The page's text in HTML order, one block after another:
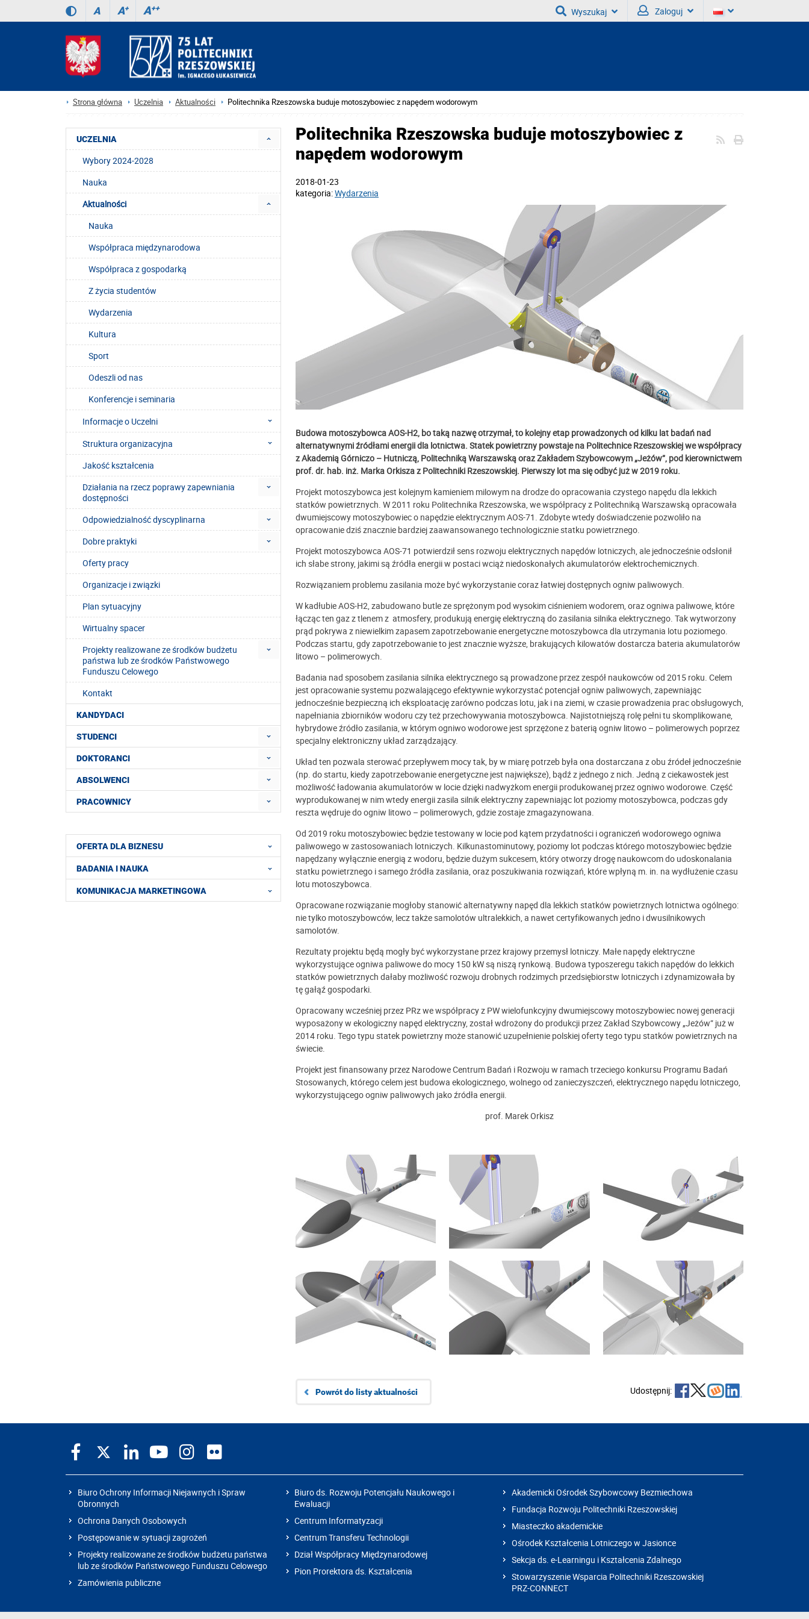
A A+ A++ Wyszukaj Zaloguj
Strona główna Uczelnia Aktualności Politechnika Rzeszowska buduje motoszybowiec z napędem wodorowym
Politechnika Rzeszowska buduje motoszybowiec z
napędem wodorowym
2018-01-23
kategoria:Wydarzenia
Budowa motoszybowca AOS-H2, bo taką nazwę otrzymał, to kolejny etap prowadzonych od kilku lat badań nad
alternatywnymi źródłami energii dla lotnictwa. Statek powietrzny powstaje na Politechnice Rzeszowskiej we współpracy
z Akademią Górniczo – Hutniczą, Politechniką Warszawską oraz Zakładem Szybowcowym „Jeżów”, pod kierownictwem
prof. dr. hab. inż. Marka Orkisza z Politechniki Rzeszowskiej. Pierwszy lot ma się odbyć już w 2019 roku.
Projekt motoszybowca jest kolejnym kamieniem milowym na drodze do opracowania czystego napędu dla lekkich
statków powietrznych. W 2011 roku Politechnika Rzeszowska, we współpracy z Politechniką Warszawską opracowała
dwumiejscowy motoszybowiec o napędzie elektrycznym AOS-71. Zdobyte wtedy doświadczenie pozwoliło na
opracowanie dziś znacznie bardziej zaawansowanego technologicznie statku powietrznego.
Projekt motoszybowca AOS-71 potwierdził sens rozwoju elektrycznych napędów lotniczych, ale jednocześnie odsłonił
ich słabe strony, jakimi są źródła energii w postaci wciąż niedoskonałych akumulatorów elektrochemicznych.
Rozwiązaniem problemu zasilania może być wykorzystanie coraz łatwiej dostępnych ogniw paliwowych.
W kadłubie AOS-H2, zabudowano butle ze sprężonym pod wysokim ciśnieniem wodorem, oraz ogniwa paliwowe, które
łącząc ten gaz z tlenem z atmosfery, produkują energię elektryczną do zasilania silnika elektrycznego. Tak wytworzony
prąd pokrywa z niewielkim zapasem zapotrzebowanie energetyczne motoszybowca dla utrzymania lotu poziomego.
Podczas startu, gdy zapotrzebowanie to jest znacznie wyższe, brakujących kilowatów dostarcza bateria akumulatorów
litowo – polimerowych.
Badania nad sposobem zasilania silnika elektrycznego są prowadzone przez zespół naukowców od 2015 roku. Celem
jest opracowanie systemu pozwalającego efektywnie wykorzystać potencjał ogniw paliwowych, zapewniając
jednocześnie bezpieczną ich eksploatację zarówno podczas lotu, jak i na ziemi, w czasie prowadzenia prac obsługowych,
napełniania zbiorników wodoru czy też przechowywania motoszybowca. Najistotniejszą rolę pełni tu skomplikowane,
hybrydowe źródło zasilania, w którym ogniwo wodorowe jest sprzężone z baterią ogniw litowo – polimerowych poprzez
specjalny elektroniczny układ zarządzający.
Układ ten pozwala sterować przepływem mocy tak, by w miarę potrzeb była ona dostarczana z obu źródeł jednocześnie
(np. do startu, kiedy zapotrzebowanie energetyczne jest największe), bądź z jednego z nich. Jedną z ciekawostek jest
możliwość ładowania akumulatorów w locie dzięki nadwyżkom energii produkowanej przez ogniwo wodorowe. Część
wyprodukowanej w nim wtedy energii zasila silnik elektryczny zapewniając lot poziomy motoszybowca, podczas gdy
reszta wędruje do ogniw litowo – polimerowych, gdzie zostaje zmagazynowana.
Od 2019 roku motoszybowiec będzie testowany w locie pod kątem przydatności i ograniczeń wodorowego ogniwa
paliwowego w zastosowaniach lotniczych. Kilkunastominutowy, poziomy lot podczas którego motoszybowiec będzie
napędzany wyłącznie energią z wodoru, będzie dużym sukcesem, który otworzy drogę naukowcom do udoskonalania
statku powietrznego i samego źródła zasilania, oraz poszukiwania rozwiązań, które wpłyną m. in. na wydłużenie czasu
lotu motoszybowca.
Opracowane rozwiązanie mogłoby stanowić alternatywny napęd dla lekkich statków powietrznych lotnictwa ogólnego:
nie tylko motoszybowców, lecz także samolotów ultralekkich, a nawet certyfikowanych jedno i dwusilnikowych
samolotów.
Rezultaty projektu będą mogły być wykorzystane przez krajowy przemysł lotniczy. Małe napędy elektryczne
wykorzystujące ogniwa paliwowe do mocy 150 kW są niszą rynkową. Budowa typoszeregu takich napędów do lekkich
statków powietrznych dałaby możliwość rozwoju drobnych rodzimych przedsiębiorstw lotniczych i zdynamizowała by
tę gałąź gospodarki.
Opracowany wcześniej przez PRz we współpracy z PW wielofunkcyjny dwumiejscowy motoszybowiec nowej generacji
wyposażony w ekologiczny napęd elektryczny, został wdrożony do produkcji przez Zakład Szybowcowy „Jeżów” już w
2014 roku. Tego typu statek powietrzny może stanowić uzupełnienie polskiej oferty tego typu statków powietrznych na
świecie.
Projekt jest finansowany przez Narodowe Centrum Badań i Rozwoju w ramach trzeciego konkursu Programu Badań
Stosowanych, którego celem jest budowa ekologicznego, wolnego od zanieczyszczeń, elektrycznego napędu lotniczego,
wykorzystującego ogniw paliwowych jako źródła energii.
prof. Marek Orkisz
Udostępnij:
Powrót do listy aktualności
UCZELNIA
Wybory 2024-2028
Nauka
Aktualności
Nauka
Współpraca międzynarodowa
Współpraca z gospodarką
Z życia studentów
Wydarzenia
Kultura
Sport
Odeszli od nas
Konferencje i seminaria
Informacje o Uczelni
Struktura organizacyjna
Jakość kształcenia
Działania na rzecz poprawy zapewniania
dostępności
Odpowiedzialność dyscyplinarna
Dobre praktyki
Oferty pracy
Organizacje i związki
Plan sytuacyjny
Wirtualny spacer
Projekty realizowane ze środków budżetu
państwa lub ze środków Państwowego
Funduszu Celowego
Kontakt
KANDYDACI
STUDENCI
DOKTORANCI
ABSOLWENCI
PRACOWNICY
OFERTA DLA BIZNESU
BADANIA I NAUKA
KOMUNIKACJA MARKETINGOWA
Biuro Ochrony Informacji Niejawnych i Spraw
Obronnych
Ochrona Danych Osobowych
Postępowanie w sytuacji zagrożeń
Projekty realizowane ze środków budżetu państwa
lub ze środków Państwowego Funduszu Celowego
Zamówienia publiczne
Biuro ds. Rozwoju Potencjału Naukowego i
Ewaluacji
Centrum Informatyzacji
Centrum Transferu Technologii
Dział Współpracy Międzynarodowej
Pion Prorektora ds. Kształcenia
Akademicki Ośrodek Szybowcowy Bezmiechowa
Fundacja Rozwoju Politechniki Rzeszowskiej
Miasteczko akademickie
Ośrodek Kształcenia Lotniczego w Jasionce
Sekcja ds. e-Learningu i Kształcenia Zdalnego
Stowarzyszenie Wsparcia Politechniki Rzeszowskiej
PRZ-CONNECT